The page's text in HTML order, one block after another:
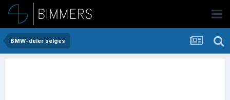
BMW-deler selges